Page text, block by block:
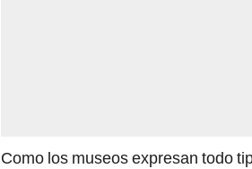
Como los museos expresan todo